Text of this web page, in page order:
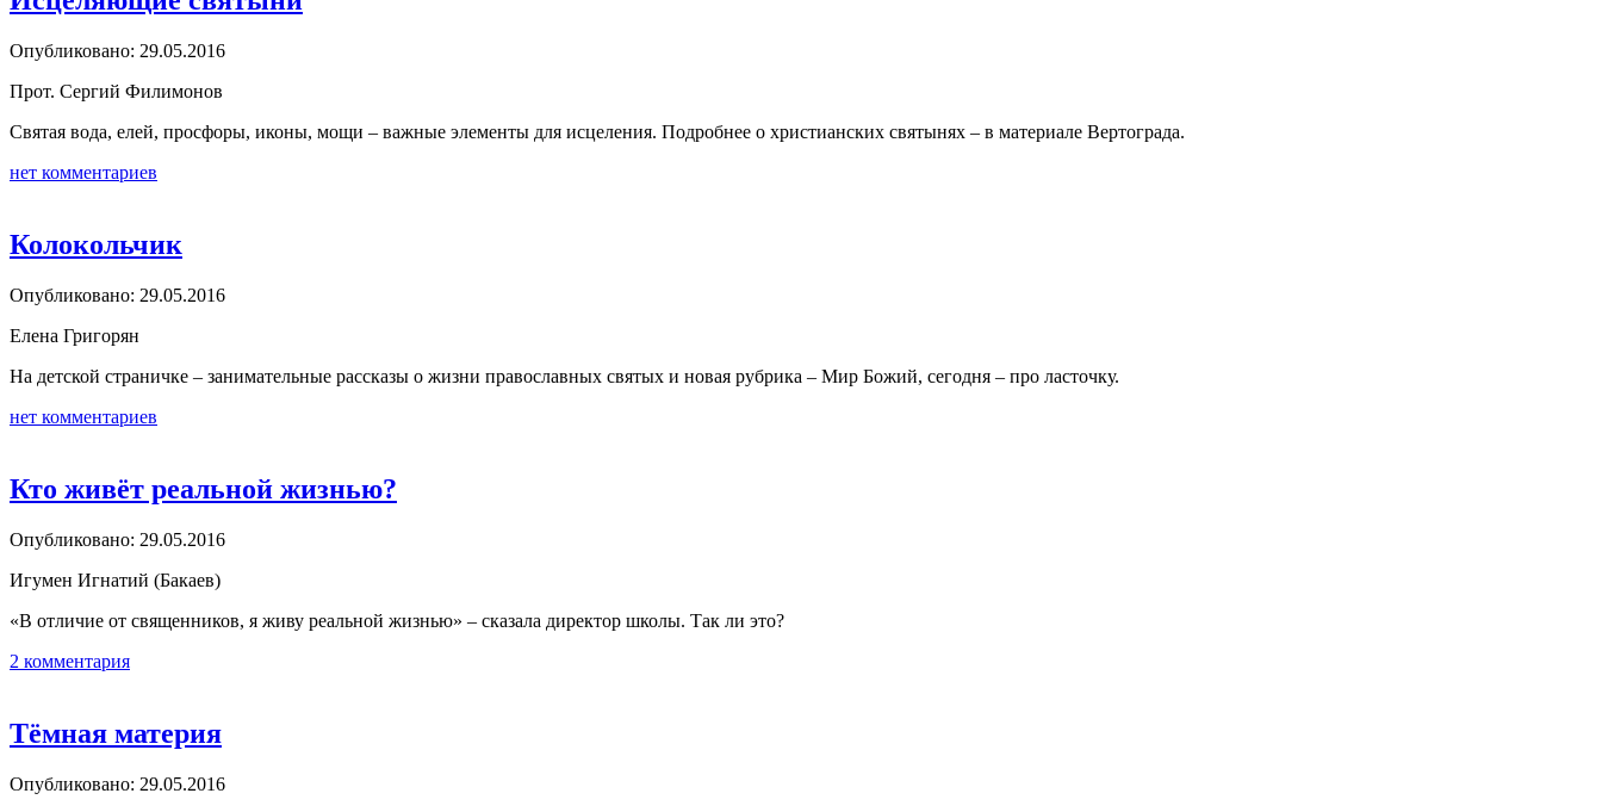
Опубликовано: 29.05.2016
Прот. Сергий Филимонов
Святая вода, елей, просфоры, иконы, мощи – важные элементы для исцеления. Подробнее о христианских святынях – в материале Вертограда.
нет комментариев
Колокольчик
Опубликовано: 29.05.2016
Елена Григорян
На детской страничке – занимательные рассказы о жизни православных святых и новая рубрика – Мир Божий, сегодня – про ласточку.
нет комментариев
Кто живёт реальной жизнью?
Опубликовано: 29.05.2016
Игумен Игнатий (Бакаев)
«В отличие от священников, я живу реальной жизнью» – сказала директор школы. Так ли это?
2 комментария
Тёмная материя
Опубликовано: 29.05.2016